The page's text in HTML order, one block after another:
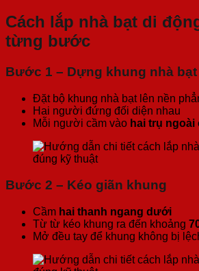
Cách lắp nhà bạt di
từng bước
Bước 1 – Dựng khung nhà bạt
Đặt bộ khung nhà bạt lên nền
Hai người đứng đối diện nhau
Mỗi người cầm vào hai trụ ngoài
Bước 2 – Kéo giãn khung
Cầm hai thanh ngang dưới
Từ từ kéo khung ra đến khoảng
Mở đều tay để khung không bị